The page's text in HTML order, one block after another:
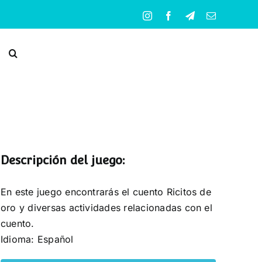
InstagramFacebookTelegramCorreo
Descripción del juego:
En este juego encontrarás el cuento Ricitos de
oro y diversas actividades relacionadas con el
cuento.
Idioma: Español